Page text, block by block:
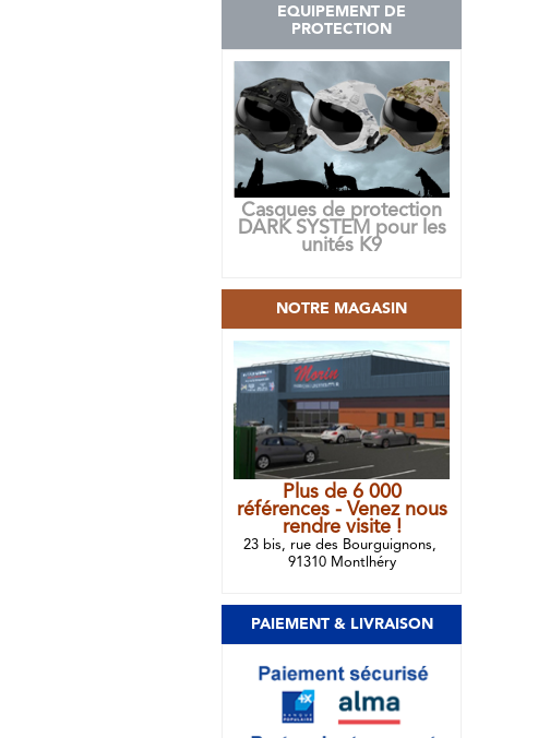
EQUIPEMENT DE
PROTECTION
Casques de protection
DARK SYSTEM pour les
unités K9
NOTRE MAGASIN
Plus de 6 000
références - Venez nous
rendre visite !
23 bis, rue des Bourguignons,
91310 Montlhéry
PAIEMENT & LIVRAISON